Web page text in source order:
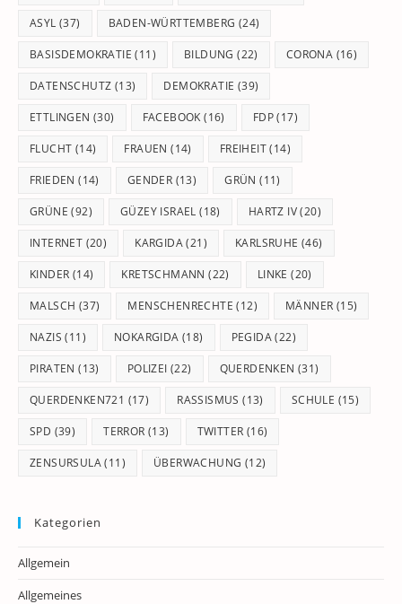
ASYL (37) BADEN-WÜRTTEMBERG (24)
BASISDEMOKRATIE (11) BILDUNG (22) CORONA (16)
DATENSCHUTZ (13) DEMOKRATIE (39)
ETTLINGEN (30) FACEBOOK (16) FDP(17)
FLUCHT (14) FRAUEN (14) FREIHEIT(14)
FRIEDEN (14) GENDER (13) GRÜN (11)
GRÜNE (92) GÜZEY ISRAEL (18) HARTZ IV(20)
INTERNET (20) KARGIDA(21) KARLSRUHE (46)
KINDER (14) KRETSCHMANN (22) LINKE (20)
MALSCH (37) MENSCHENRECHTE (12) MÄNNER (15)
NAZIS (11) NOKARGIDA (18) PEGIDA(22)
PIRATEN (13) POLIZEI (22) QUERDENKEN (31)
QUERDENKEN721 (17) RASSISMUS (13) SCHULE (15)
SPD (39) TERROR (13) TWITTER (16)
ZENSURSULA(11) ÜBERWACHUNG (12)
Kategorien
Allgemein
Allgemeines